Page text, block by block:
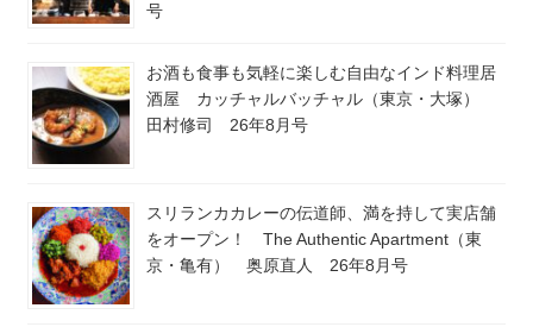
号
お酒も食事も気軽に楽しむ自由なインド料理居
酒屋 カッチャルバッチャル（東京・大塚）
田村修司 26年8月号
スリランカカレーの伝道師、満を持して実店舗
をオープン！ The Authentic Apartment（東
京・亀有） 奥原直人 26年8月号